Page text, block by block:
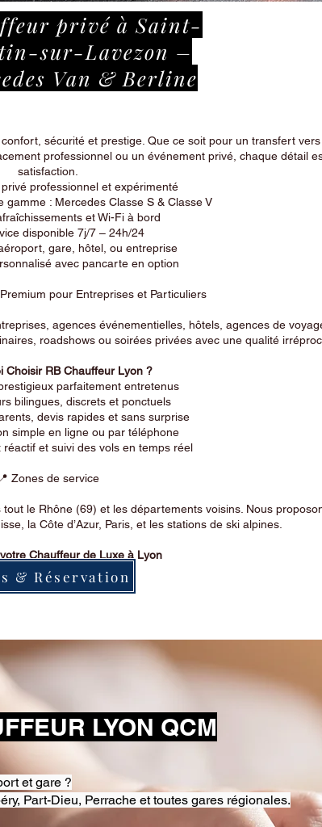
privé à Saint-
sur-Lavezon –
Van & Berline
sécurité et prestige. Que ce soit pour un transfert vers
professionnel ou un événement privé, chaque détail
satisfaction.
professionnel et expérimenté
: Mercedes Classe S & Classe V
et Wi-Fi à bord
disponible 7j/7 – 24h/24
gare, hôtel, ou entreprise
avec pancarte en option
pour Entreprises et Particuliers
agences événementielles, hôtels, agences de
roadshows ou soirées privées avec une qualité
Choisir RB Chauffeur Lyon ?
parfaitement entretenus
bilingues, discrets et ponctuels
devis rapides et sans surprise
en ligne ou par téléphone
et suivi des vols en temps réel
📍 Zones de service
le Rhône (69) et les départements voisins. Nous
la Côte d’Azur, Paris, et les stations de ski alpines.
Chauffeur de Luxe à Lyon
& Réservation
LYON QCM
et gare ?
Part-Dieu, Perrache et toutes gares régionales.